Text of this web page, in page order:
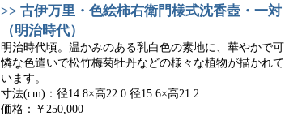
>> 古伊万里・色絵柿右衛門様式沈香壺・一対
（明治時代）
明治時代頃。温かみのある乳白色の素地に、華やかで可
憐な色遣いで松竹梅菊牡丹などの様々な植物が描かれて
います。
寸法(cm)：径14.8×高22.0 径15.6×高21.2
価格：￥250,000